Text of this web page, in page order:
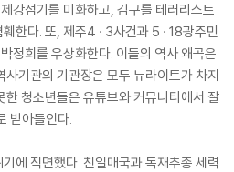
강점기를 미화하고, 김구를 테러리스트
한다. 또, 제주4 · 3사건과 5 · 18광주민
정희를 우상화한다. 이들의 역사 왜곡은
사기관의 기관장은 모두 뉴라이트가 차지
한 청소년들은 유튜브와 커뮤니티에서 잘
받아들인다.
에 직면했다. 친일매국과 독재추종 세력